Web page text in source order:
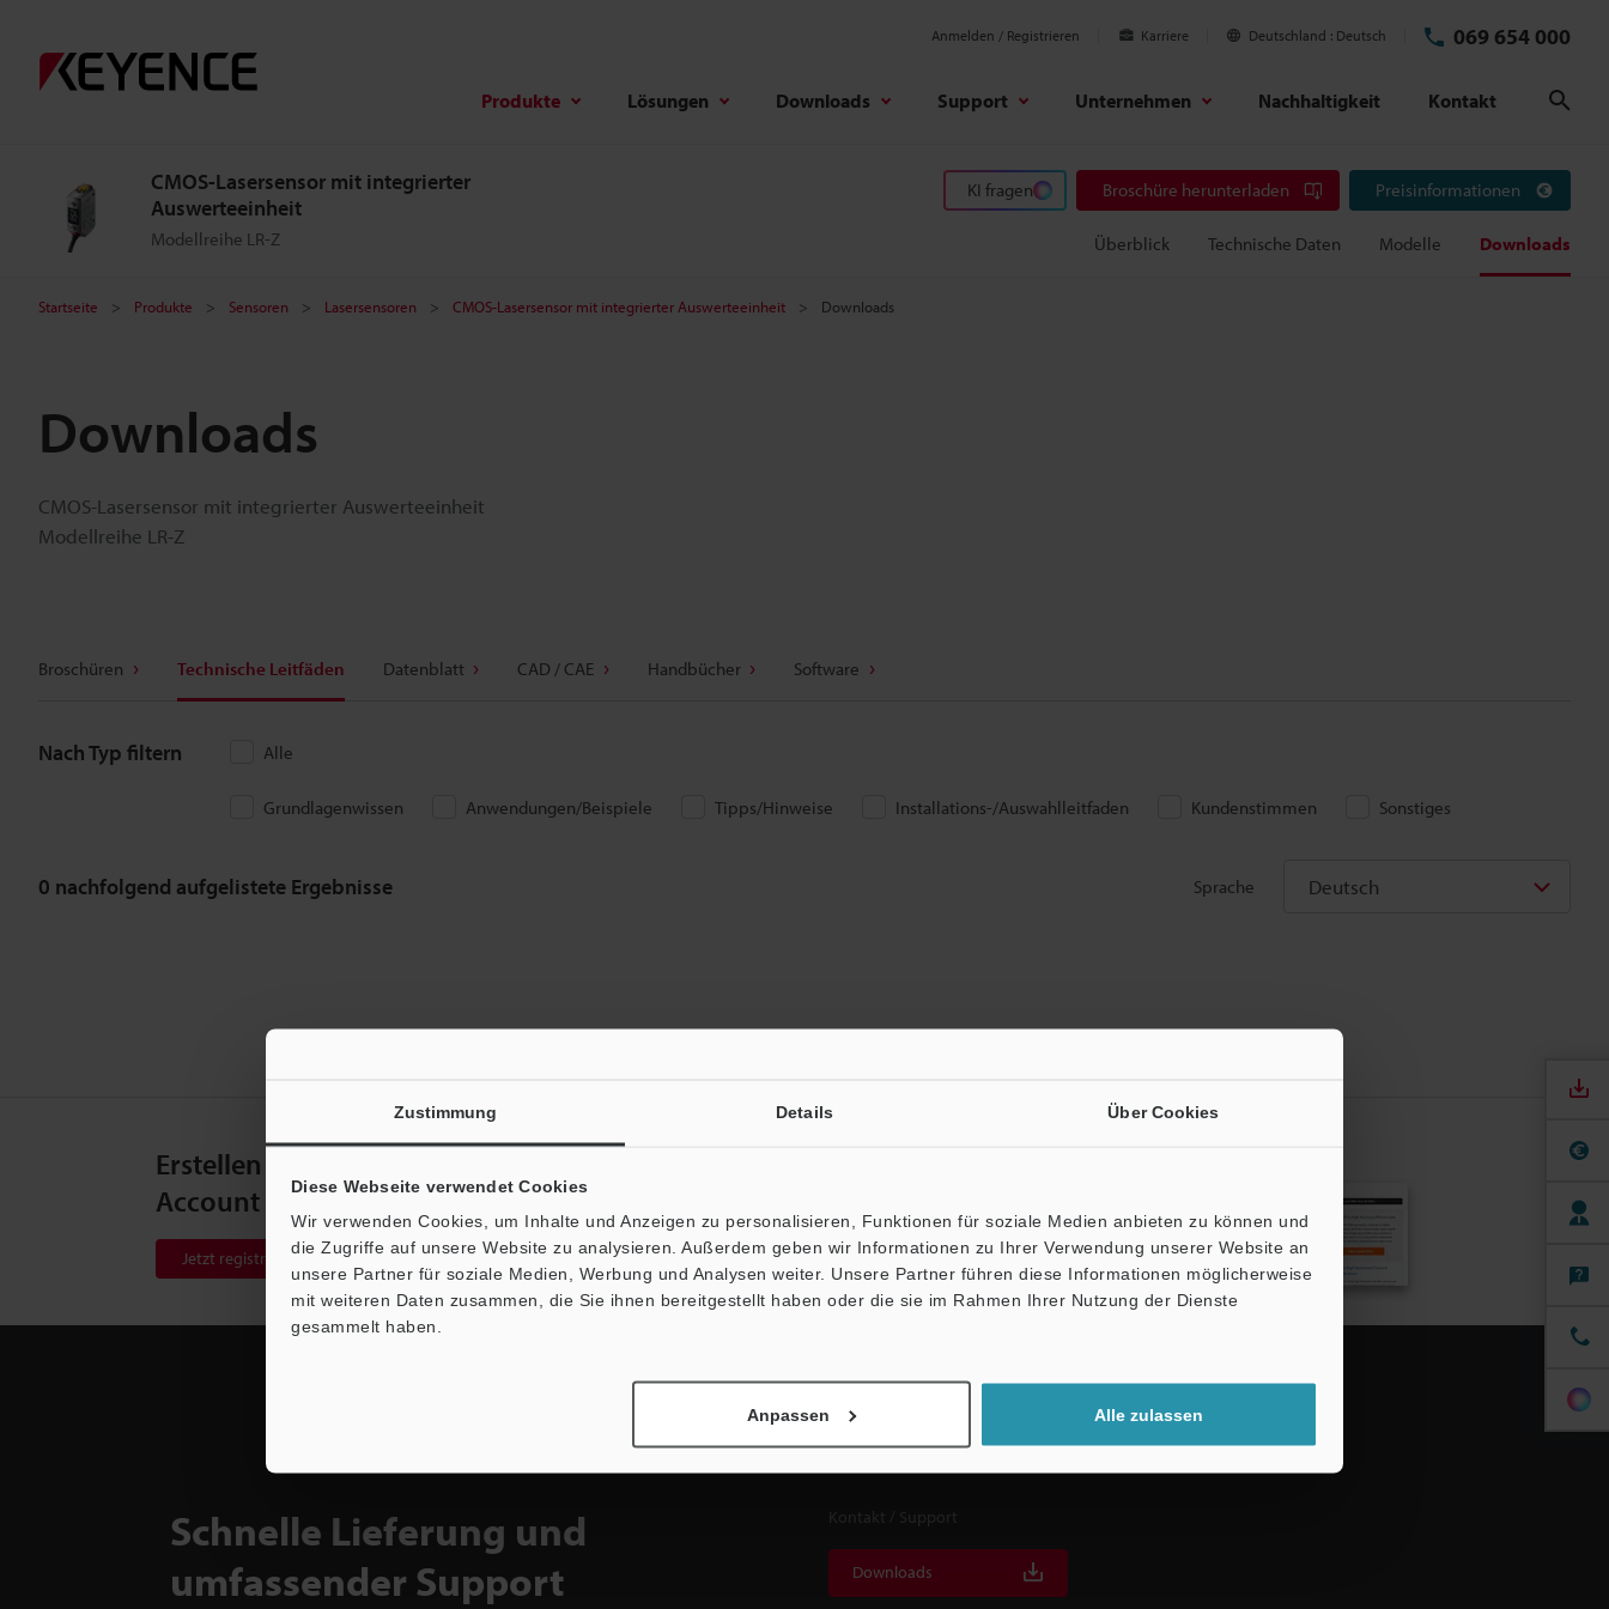
Zustimmung Details Über Cookies
Diese Webseite verwendet Cookies
Wir verwenden Cookies, um Inhalte und Anzeigen zu personalisieren, Funktionen für soziale Medien anbieten zu können und
die Zugriffe auf unsere Website zu analysieren. Außerdem geben wir Informationen zu Ihrer Verwendung unserer Website an
unsere Partner für soziale Medien, Werbung und Analysen weiter. Unsere Partner führen diese Informationen möglicherweise
mit weiteren Daten zusammen, die Sie ihnen bereitgestellt haben oder die sie im Rahmen Ihrer Nutzung der Dienste
gesammelt haben.
Anpassen Alle zulassen
Anmelden / Registrieren Karriere Deutschland Deutsch 069 654 000
Produkte Lösungen Downloads Support Unternehmen Nachhaltigkeit Kontakt
CMOS-Lasersensor mit integrierter
Auswerteeinheit
Modellreihe LR-Z
KI fragen Broschüre herunterladen Preisinformationen
Überblick Technische Daten Modelle Downloads
Startseite Produkte Sensoren Lasersensoren CMOS-Lasersensor mit integrierter Auswerteeinheit Downloads
Downloads
CMOS-Lasersensor mit integrierter Auswerteeinheit
Modellreihe LR-Z
Broschüren Technische Leitfäden Datenblatt CAD / CAE Handbücher Software
Nach Typ filtern Alle
Grundlagenwissen Anwendungen/Beispiele Tipps/Hinweise Installations-/Auswahlleitfaden Kundenstimmen Sonstiges
Sprache Deutsch
0 nachfolgend aufgelistete Ergebnisse
Erstellen Sie Ihren KEYENCE
Account
Jetzt registrieren!
Jetzt anmelden
Schnelle Lieferung und
umfassender Support
Downloads